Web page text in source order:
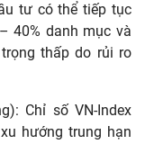
tư có thể tiếp tục
40% danh mục và
thấp do rủi ro
Chỉ số VN-Index
hướng trung hạn